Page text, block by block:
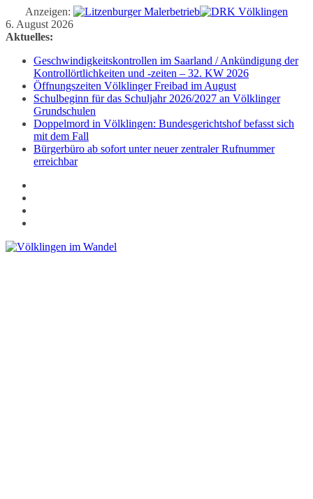
Anzeigen:
Zum
Inhalt
6. August 2026
Aktuelles:
Geschwindigkeitskontrollen im Saarland / Ankündigung der
Kontrollörtlichkeiten und -zeiten – 32. KW 2026
Öffnungszeiten Völklinger Freibad im August
Schulbeginn für das Schuljahr 2026/2027 an Völklinger
Grundschulen
Doppelmord in Völklingen: Bundesgerichtshof befasst sich
mit dem Fall
Bürgerbüro ab sofort unter neuer zentraler Rufnummer
erreichbar